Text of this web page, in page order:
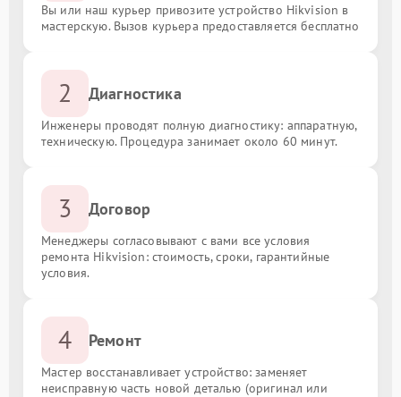
Вы или наш курьер привозите устройство Hikvision в
мастерскую. Вызов курьера предоставляется бесплатно
2 Диагностика
Инженеры проводят полную диагностику: аппаратную,
техническую. Процедура занимает около 60 минут.
3 Договор
Менеджеры согласовывают с вами все условия
ремонта Hikvision: стоимость, сроки, гарантийные
условия.
4 Ремонт
Мастер восстанавливает устройство: заменяет
неисправную часть новой деталью (оригинал или